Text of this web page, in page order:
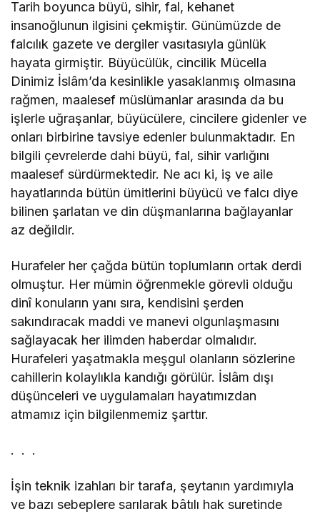
Tarih boyunca büyü, sihir, fal, kehanet
insanoğlunun ilgisini çekmiştir. Günümüzde de
falcılık gazete ve dergiler vasıtasıyla günlük
hayata girmiştir. Büyücülük, cincilik Mücella
Dinimiz İslâm’da kesinlikle yasaklanmış olmasına
rağmen, maalesef müslümanlar arasında da bu
işlerle uğraşanlar, büyücülere, cincilere gidenler ve
onları birbirine tavsiye edenler bulunmaktadır. En
bilgili çevrelerde dahi büyü, fal, sihir varlığını
maalesef sürdürmektedir. Ne acı ki, iş ve aile
hayatlarında bütün ümitlerini büyücü ve falcı diye
bilinen şarlatan ve din düşmanlarına bağlayanlar
az değildir.
Hurafeler her çağda bütün toplumların ortak derdi
olmuştur. Her mümin öğrenmekle görevli olduğu
dinî konuların yanı sıra, kendisini şerden
sakındıracak maddi ve manevi olgunlaşmasını
sağlayacak her ilimden haberdar olmalıdır.
Hurafeleri yaşatmakla meşgul olanların sözlerine
cahillerin kolaylıkla kandığı görülür. İslâm dışı
düşünceleri ve uygulamaları hayatımızdan
atmamız için bilgilenmemiz şarttır.
. . .
İşin teknik izahları bir tarafa, şeytanın yardımıyla
ve bazı sebeplere sarılarak bâtılı hak suretinde